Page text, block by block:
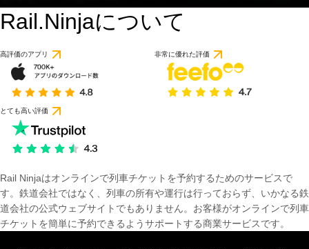
Rail.Ninjaについて
高評価のアプリ 非常に優れた評価
とても高い評価
Rail Ninjaはオンラインで列車チケットを予約するためのサービスで
す。鉄道会社ではなく、列車の所有や運行は行っておらず、いかなる鉄
道会社の公式ウェブサイトでもありません。お客様がオンラインで列車
チケットを簡単に予約できるようサポートする商業サービスです。